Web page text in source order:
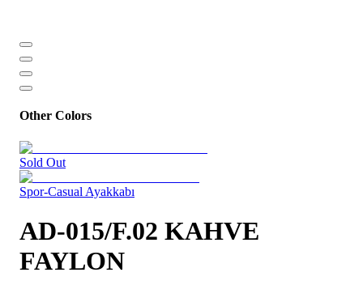
Other Colors
Sold Out
Spor-Casual Ayakkabı
AD-015/F.02 KAHVE
FAYLON